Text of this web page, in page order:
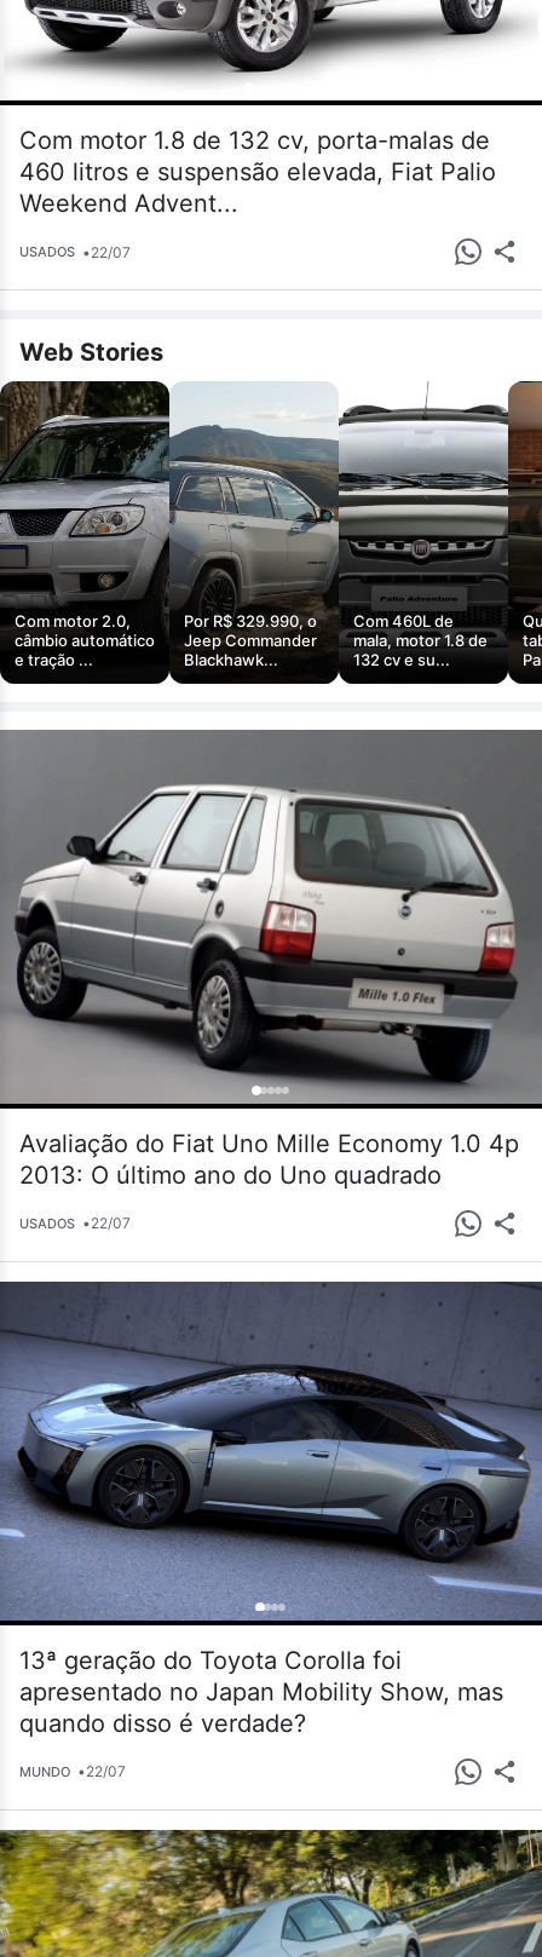
Com motor 1.8 de 132 cv, porta-malas de
460 litros e suspensão elevada, Fiat Palio
Weekend Advent...
USADOS •22/07
Web Stories
Com motor 2.0,
câmbio automático
e tração ...
Por R$ 329.990, o
Jeep Commander
Blackhawk...
Com 460L de
mala, motor 1.8 de
132 cv e su...
Avaliação do Fiat Uno Mille Economy 1.0 4p
2013: O último ano do Uno quadrado
USADOS •22/07
13ª geração do Toyota Corolla foi
apresentado no Japan Mobility Show, mas
quando disso é verdade?
MUNDO •22/07